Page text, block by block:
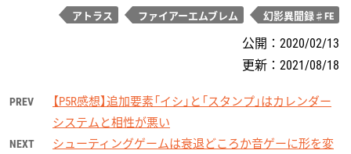
アトラス ファイアーエムブレム 幻影異聞録♯FE
公開： 2020/02/13
更新： 2021/08/18
PREV
【P5R感想】追加要素「イシ」と「スタンプ」はカレンダー
システムと相性が悪い
NEXT
シューティングゲームは衰退どころか音ゲーに形を変